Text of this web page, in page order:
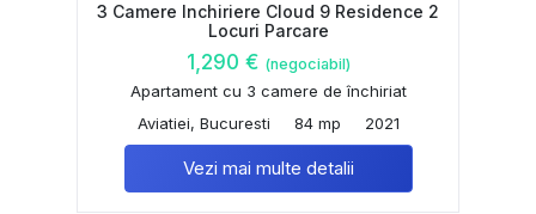
3 Camere Inchiriere Cloud 9 Residence 2
Locuri Parcare
1,290 € (negociabil)
Apartament cu 3 camere de închiriat
Aviatiei, Bucuresti
84 mp 2021
Vezi mai multe detalii